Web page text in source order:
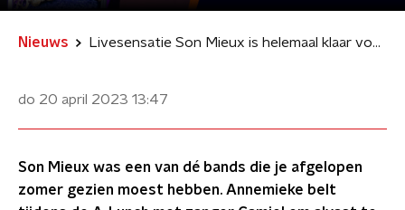
Nieuws Livesensatie Son Mieux is helemaal klaar voor een nieuwe festivalzomer
do 20 april 2023 13:47
Son Mieux was een van dé bands die je afgelopen
zomer gezien moest hebben. Annemieke belt